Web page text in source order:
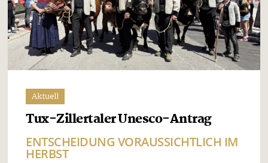
Aktuell
Tux-Zillertaler Unesco-Antrag
ENTSCHEIDUNG VORAUSSICHTLICH IM
HERBST